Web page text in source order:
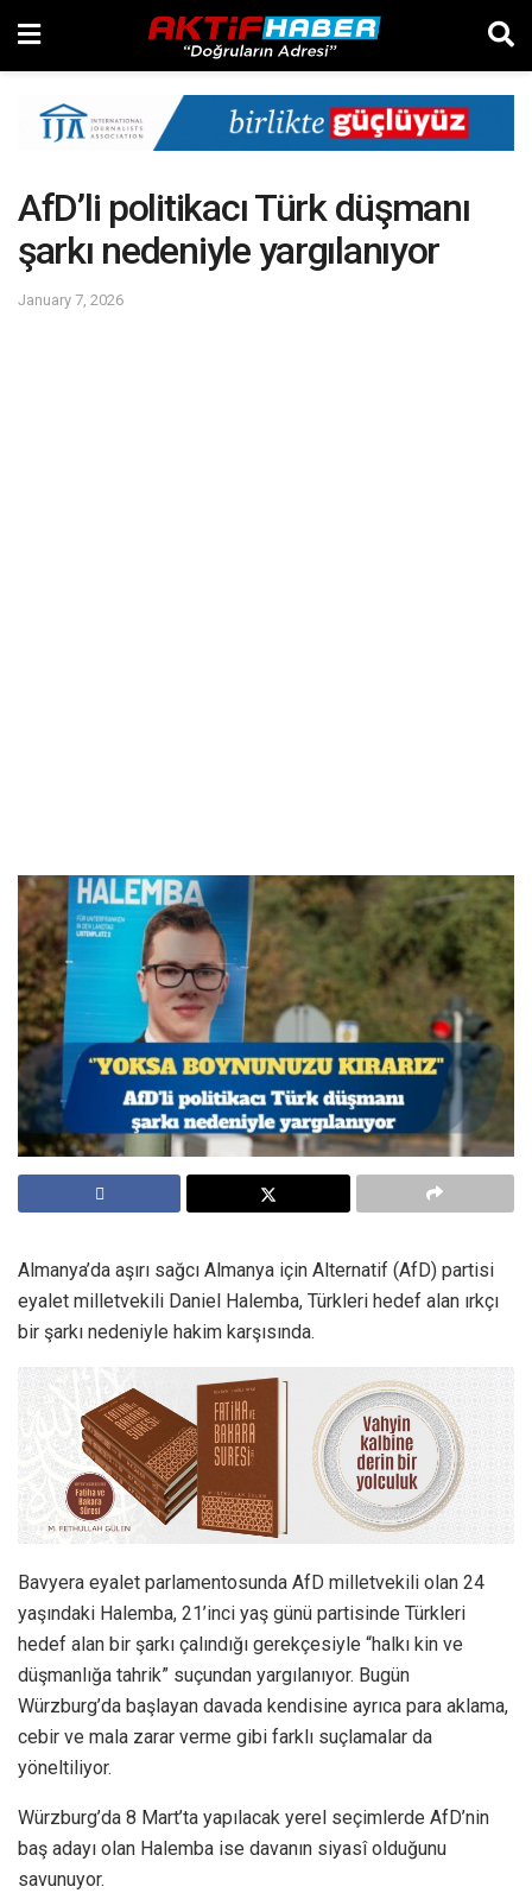
AfD’li politikacı Türk düşmanı
şarkı nedeniyle yargılanıyor
January 7, 2026
Almanya’da aşırı sağcı Almanya için Alternatif (AfD) partisi
eyalet milletvekili Daniel Halemba, Türkleri hedef alan ırkçı
bir şarkı nedeniyle hakim karşısında.
Bavyera eyalet parlamentosunda AfD milletvekili olan 24
yaşındaki Halemba, 21’inci yaş günü partisinde Türkleri
hedef alan bir şarkı çalındığı gerekçesiyle “halkı kin ve
düşmanlığa tahrik” suçundan yargılanıyor. Bugün
Würzburg’da başlayan davada kendisine ayrıca para aklama,
cebir ve mala zarar verme gibi farklı suçlamalar da
yöneltiliyor.
Würzburg’da 8 Mart’ta yapılacak yerel seçimlerde AfD’nin
baş adayı olan Halemba ise davanın siyasî olduğunu
savunuyor.